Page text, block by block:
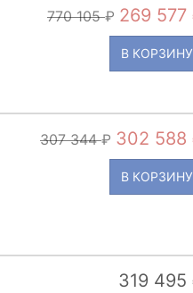
770 105 269 577
В КОРЗИНУ
307 344 302 588
В КОРЗИНУ
319 495